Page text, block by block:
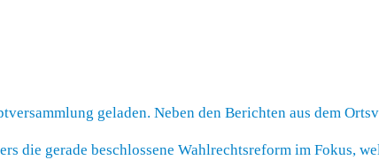
geladen. Neben den Berichten aus dem
die gerade beschlossene Wahlrechtsreform im Fokus,